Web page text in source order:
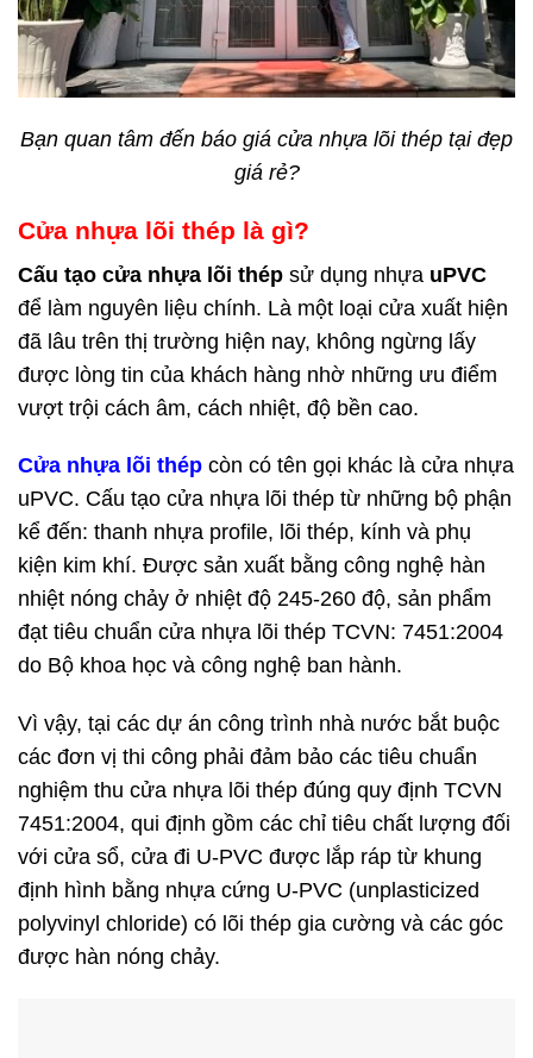
Bạn quan tâm đến báo giá cửa nhựa lõi thép tại đẹp
giá rẻ?
Cửa nhựa lõi thép là gì?
Cấu tạo cửa nhựa lõi thép sử dụng nhựa uPVC
để làm nguyên liệu chính. Là một loại cửa xuất hiện
đã lâu trên thị trường hiện nay, không ngừng lấy
được lòng tin của khách hàng nhờ những ưu điểm
vượt trội cách âm, cách nhiệt, độ bền cao.
Cửa nhựa lõi thép còn có tên gọi khác là cửa nhựa
uPVC. Cấu tạo cửa nhựa lõi thép từ những bộ phận
kể đến: thanh nhựa profile, lõi thép, kính và phụ
kiện kim khí. Được sản xuất bằng công nghệ hàn
nhiệt nóng chảy ở nhiệt độ 245-260 độ, sản phẩm
đạt tiêu chuẩn cửa nhựa lõi thép TCVN: 7451:2004
do Bộ khoa học và công nghệ ban hành.
Vì vậy, tại các dự án công trình nhà nước bắt buộc
các đơn vị thi công phải đảm bảo các tiêu chuẩn
nghiệm thu cửa nhựa lõi thép đúng quy định TCVN
7451:2004, qui định gồm các chỉ tiêu chất lượng đối
với cửa sổ, cửa đi U-PVC được lắp ráp từ khung
định hình bằng nhựa cứng U-PVC (unplasticized
polyvinyl chloride) có lõi thép gia cường và các góc
được hàn nóng chảy.